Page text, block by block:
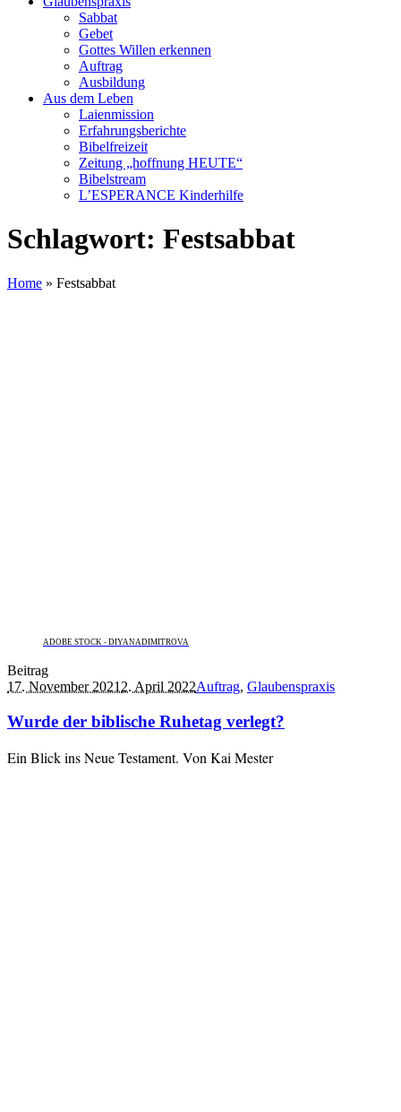
Sabbat
Gebet
Gottes Willen erkennen
Auftrag
Ausbildung
Aus dem Leben
Laienmission
Erfahrungsberichte
Bibelfreizeit
Zeitung „hoffnung HEUTE“
Bibelstream
L’ESPERANCE Kinderhilfe
Schlagwort: Festsabbat
Home » Festsabbat
ADOBE STOCK - DIYANADIMITROVA
Beitrag
17. November 2021 2. April 2022Auftrag, Glaubenspraxis
Wurde der biblische Ruhetag verlegt?
Ein Blick ins Neue Testament. Von Kai Mester